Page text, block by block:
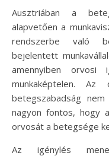
Ausztriában a
alapvetően a
rendszerbe való
bejelentett
amennyiben orvosi
munkaképtelen.
betegszabadság
nagyon fontos, hogy
orvosát a betegsége
Az igénylés